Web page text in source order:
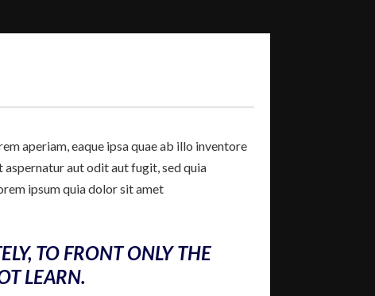
aperiam, eaque ipsa quae ab illo inventore
aut odit aut fugit, sed quia
ipsum quia dolor sit amet
TO FRONT ONLY THE
LEARN.